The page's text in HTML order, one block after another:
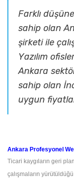
Farklı
sahip olan
şirketi ile
Yazılım
Ankara
sahip olan
uygun
Ankara Profesyonel
Ticari kaygıların geri
çalışmaların